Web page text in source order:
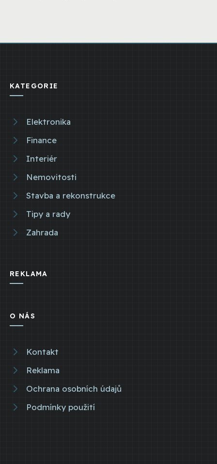
KATEGORIE
Elektronika
Finance
Interiér
Nemovitosti
Stavba a rekonstrukce
Tipy a rady
Zahrada
REKLAMA
O NÁS
Kontakt
Reklama
Ochrana osobních údajů
Podmínky použití